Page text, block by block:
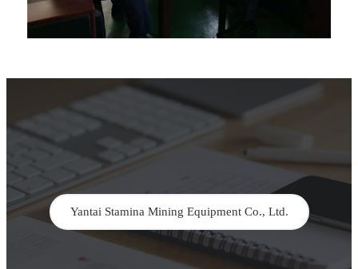
Yantai Stamina Mining Equipment Co., Ltd.